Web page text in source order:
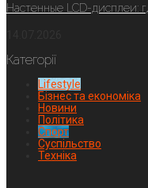
Настенные LCD-дисплеи:
Категорії
Lifestyle
Бізнес та економіка
Новини
Політика
Спорт
Суспільство
Техніка